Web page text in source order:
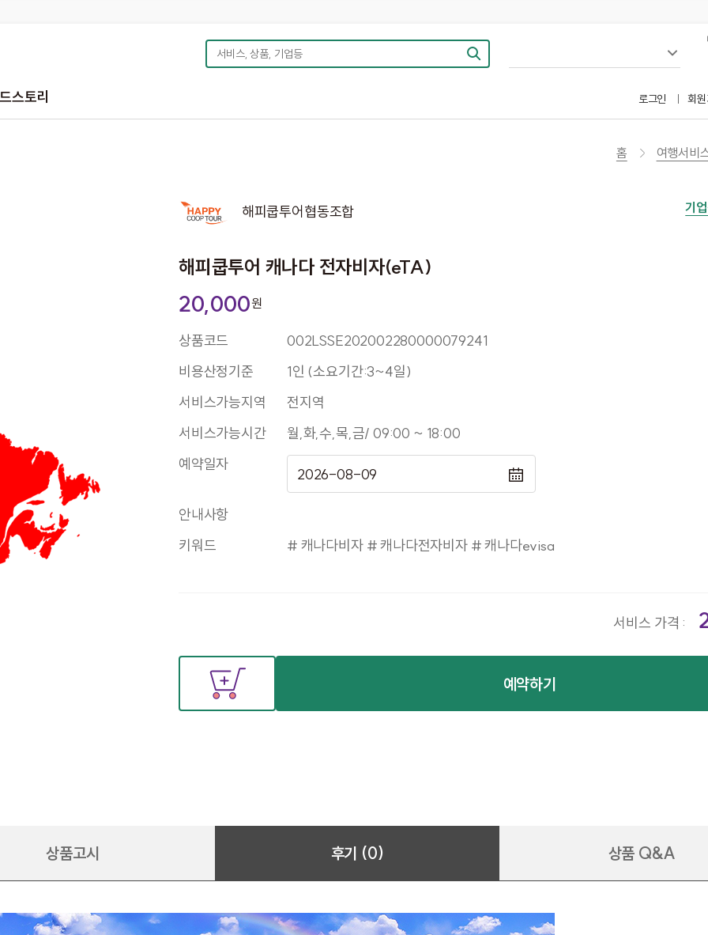
스토리 로그인 회
홈 여행서비
해피쿱투어협동조합 기
해피쿱투어 캐나다 전자비자(eTA)
20,000원
상품코드
002LSSE202002280000079241
비용산정기준
1인 (소요기간:3~4일)
서비스가능지역
전지역
서비스가능시간
월,화,수,목,금/ 09:00 ~ 18:00
예약일자
안내사항
키워드
# 캐나다비자 # 캐나다전자비자 # 캐나다evisa
서비스 가격 :
예약하기
상품고시 후기 (0) 상품 Q&A